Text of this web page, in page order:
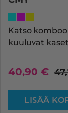
Katso
kuuluvat
40,90 €
LISÄÄ